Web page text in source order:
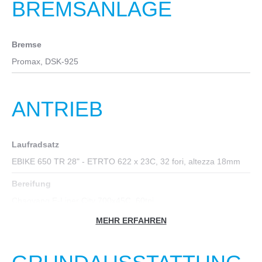
BREMSANLAGE
Bremse
Promax, DSK-925
ANTRIEB
Laufradsatz
EBIKE 650 TR 28" - ETRTO 622 x 23C, 32 fori, altezza 18mm
Bereifung
MEHR ERFAHREN